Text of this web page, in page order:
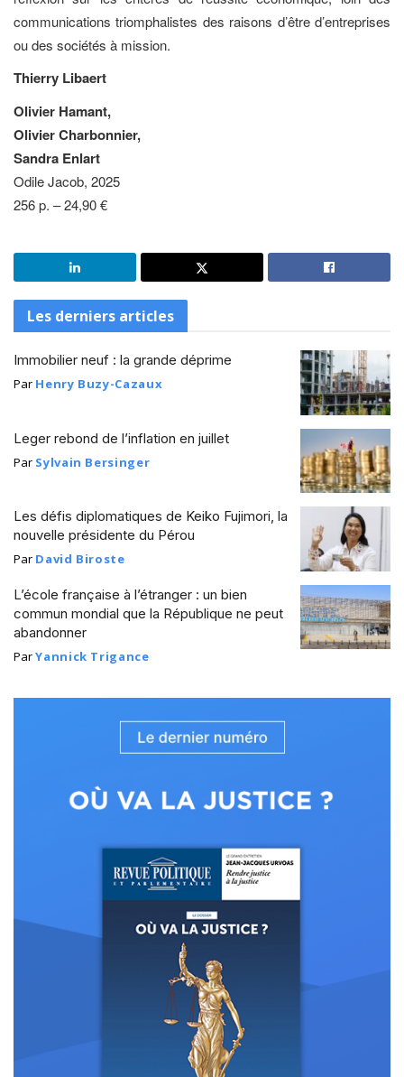
communications triomphalistes des raisons d’être d’entreprises
ou des sociétés à mission.
Thierry Libaert
Olivier Hamant,
Olivier Charbonnier,
Sandra Enlart
Odile Jacob, 2025
256 p. – 24,90 €
Les derniers articles
Immobilier neuf : la grande déprime
Par Henry Buzy-Cazaux
Leger rebond de l’inflation en juillet
Par Sylvain Bersinger
Les défis diplomatiques de Keiko Fujimori, la
nouvelle présidente du Pérou
Par David Biroste
L’école française à l’étranger : un bien
commun mondial que la République ne peut
abandonner
ParYannick Trigance